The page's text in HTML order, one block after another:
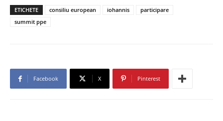
ETICHETE consiliu european iohannis
participare
summit ppe
Facebook X Pinterest